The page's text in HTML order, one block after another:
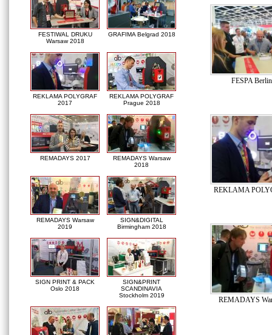
FESTIWAL DRUKU
Warsaw 2018
GRAFIMA Belgrad 2018
REKLAMA POLYGRAF
2017
REKLAMA POLYGRAF
Prague 2018
REMADAYS 2017
REMADAYS Warsaw
2018
REMADAYS Warsaw
2019
SIGN&DIGITAL
Birmingham 2018
SIGN PRINT & PACK
Oslo 2018
SIGN&PRINT
SCANDINAVIA
Stockholm 2019
FESPA
REKLAMA
REMADAYS